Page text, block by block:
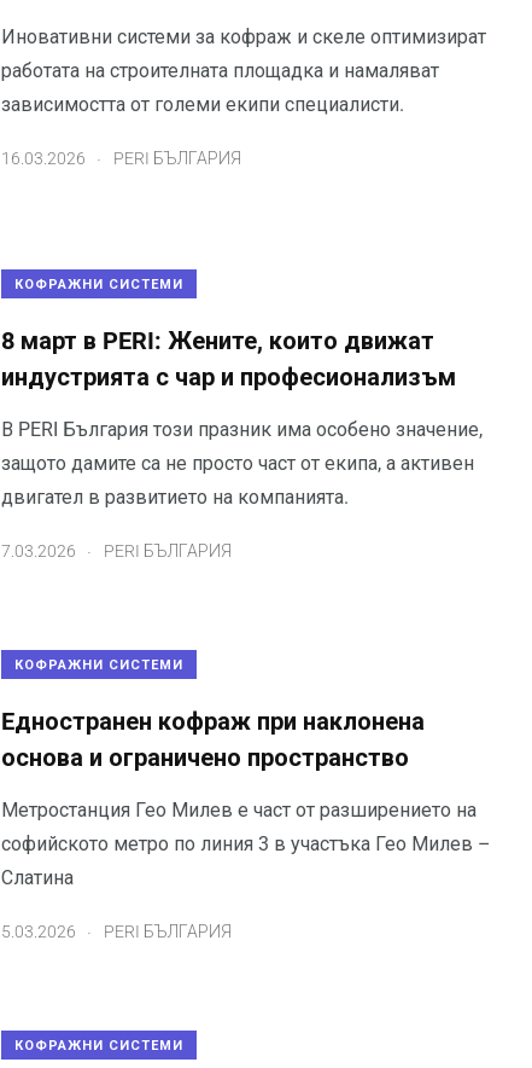
Иновативни системи за кофраж и скеле оптимизират
работата на строителната площадка и намаляват
зависимостта от големи екипи специалисти.
16.03.2026 PERI БЪЛГАРИЯ
КОФРАЖНИ СИСТЕМИ
8 март в PERI: Жените, които движат
индустрията с чар и професионализъм
В PERI България този празник има особено значение,
защото дамите са не просто част от екипа, а активен
двигател в развитието на компанията.
7.03.2026 PERI БЪЛГАРИЯ
КОФРАЖНИ СИСТЕМИ
Eдностранен кофраж при наклонена
основа и ограничено пространство
Метростанция Гео Милев е част от разширението на
софийското метро по линия 3 в участъка Гео Милев –
Слатина
5.03.2026 PERI БЪЛГАРИЯ
КОФРАЖНИ СИСТЕМИ